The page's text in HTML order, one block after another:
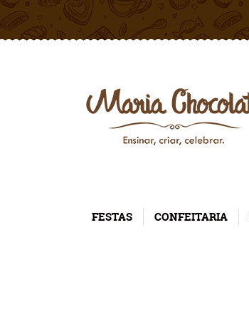
FESTAS CONFEITARIA